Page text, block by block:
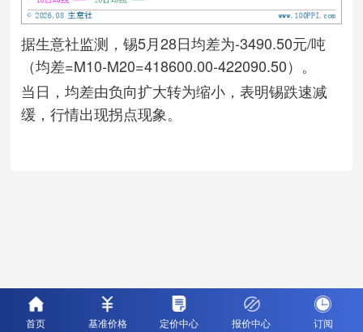
据生意社监测，锡5月28日均差为-3490.50元/吨
（均差=M10-M20=418600.00-422090.50）。
当日，均差由负向扩大转为缩小，表明锡跌速减
缓，行情出现拐点现象。
首页 基准价格 定价中心 报价中心 订阅